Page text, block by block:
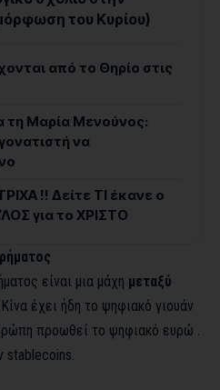
του Κυρίου)
από το Θηρίο στις
τη Μαρία Μενούνος:
να
!! Δείτε ΤΙ έκανε ο
για το ΧΡΙΣΤΟ
είναι μια μάχη μεταξύ
έχει ήδη το ψηφιακό γιουάν
προωθεί το ψηφιακό ευρώ .
stablecoins.